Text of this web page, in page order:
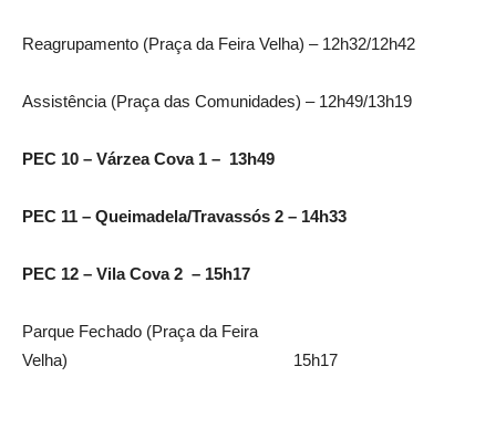
Reagrupamento (Praça da Feira Velha) – 12h32/12h42
Assistência (Praça das Comunidades) – 12h49/13h19
PEC 10 – Várzea Cova 1 – 13h49
PEC 11 – Queimadela/Travassós 2 – 14h33
PEC 12 – Vila Cova 2 – 15h17
Parque Fechado (Praça da Feira
Velha) 15h17